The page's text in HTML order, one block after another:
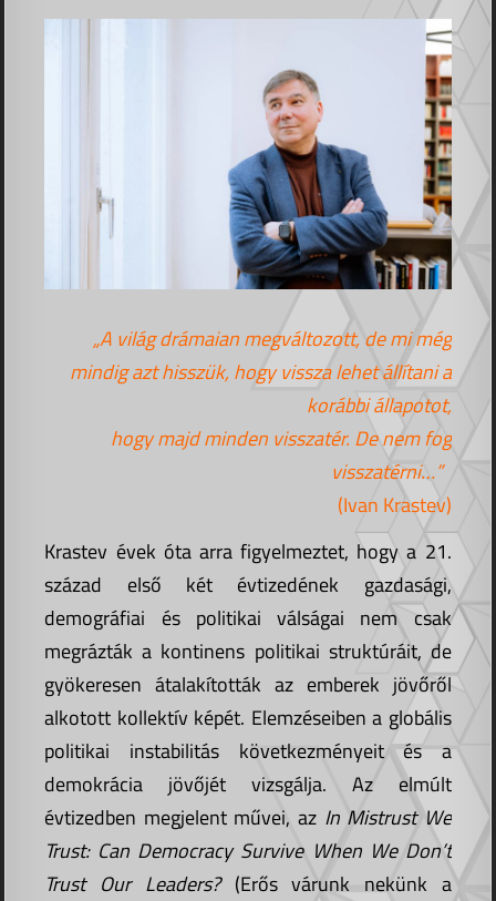
„A világ drámaian megváltozott, de mi még
mindig azt hisszük, hogy vissza lehet állítani a
korábbi állapotot,
hogy majd minden visszatér. De nem fog
visszatérni…”
(Ivan Krastev)
Krastev évek óta arra figyelmeztet, hogy a 21.
század első két évtizedének gazdasági,
demográfiai és politikai válságai nem csak
megrázták a kontinens politikai struktúráit, de
gyökeresen átalakították az emberek jövőről
alkotott kollektív képét. Elemzéseiben a globális
politikai instabilitás következményeit és a
demokrácia jövőjét vizsgálja. Az elmúlt
évtizedben megjelent művei, az In Mistrust We
Trust: Can Democracy Survive When We Don’t
Trust Our Leaders? (Erős várunk nekünk a